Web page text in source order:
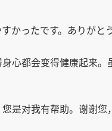
かったです。ありがと
心都会变得健康起来
是对我有帮助。谢谢您